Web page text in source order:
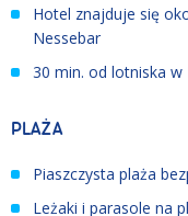
Hotel znajduje się
Nessebar
30 min. od lotniska w
PLAŻA
Piaszczysta plaża
Leżaki i parasole na